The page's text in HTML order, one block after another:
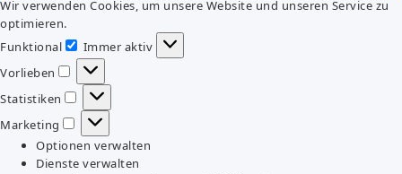
Wir verwenden Cookies, um unsere Website und unseren Service zu
optimieren.
Funktional
Funktional
Immer aktiv
Vorlieben
Vorlieben
Statistiken
Statistiken
Marketing
Marketing
Optionen verwalten
Dienste verwalten